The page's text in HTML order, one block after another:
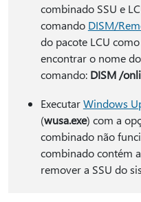
combinado SSU e
comando DISM/
do pacote LCU
encontrar o nome
comando: DISM /
ExecutarWindows
(wusa.exe) com a
combinado não
combinado contém
remover a SSU do